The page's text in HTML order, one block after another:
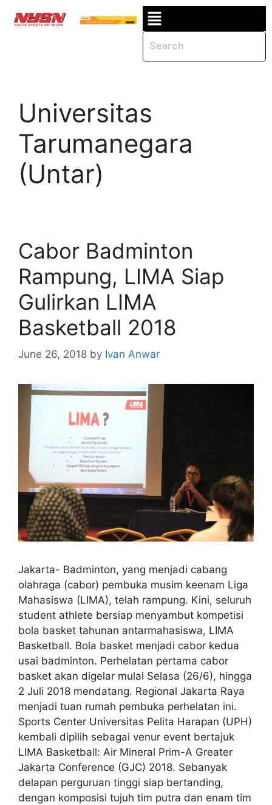
Universitas
Tarumanegara
(Untar)
Cabor Badminton
Rampung, LIMA Siap
Gulirkan LIMA
Basketball 2018
June 26, 2018 by Ivan Anwar
Jakarta- Badminton, yang menjadi cabang
olahraga (cabor) pembuka musim keenam Liga
Mahasiswa (LIMA), telah rampung. Kini, seluruh
student athlete bersiap menyambut kompetisi
bola basket tahunan antarmahasiswa, LIMA
Basketball. Bola basket menjadi cabor kedua
usai badminton. Perhelatan pertama cabor
basket akan digelar mulai Selasa (26/6), hingga
2 Juli 2018 mendatang. Regional Jakarta Raya
menjadi tuan rumah pembuka perhelatan ini.
Sports Center Universitas Pelita Harapan (UPH)
kembali dipilih sebagai venur event bertajuk
LIMA Basketball: Air Mineral Prim-A Greater
Jakarta Conference (GJC) 2018. Sebanyak
delapan perguruan tinggi siap bertanding,
dengan komposisi tujuh tim putra dan enam tim